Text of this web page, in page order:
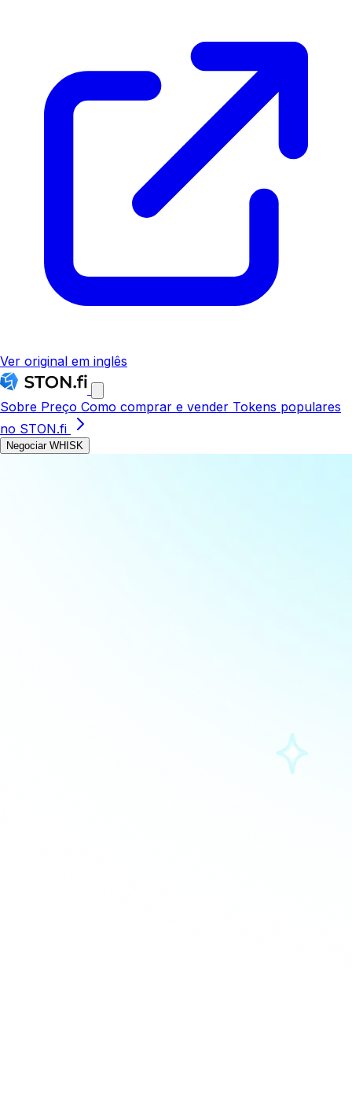
Ver original em inglês
Sobre Preço Como comprar e vender Tokens populares
no STON.fi
Negociar WHISK